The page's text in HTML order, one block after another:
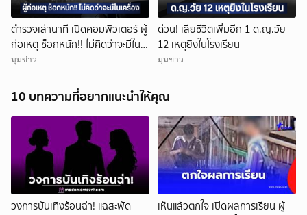
ตำรวจเล่านาที เปิดคอมพิวเตอร์ ผู้
ก่อเหตุ ช็อกหนัก!! ไม่คิดว่าจะมีใน
เครื่อง
มุมข่าว
ด่วน! เสียชีวิตเพิ่มอีก 1 ด.ญ.วัย
12 เหตุยิงในโรงเรียน
มุมข่าว
10 บทความที่อยากแนะนำให้คุณ
วงการบันเทิงร้อนฉ่า! แฉสะพัด
เห็นแล้วตกใจ เปิดผลการเรียน ผู้
ยกเลิก